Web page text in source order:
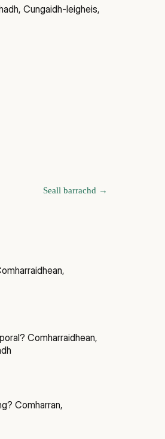
Cungaidh-leigheis,
Seall barrachd →
Comharraidhean,
Comharran,